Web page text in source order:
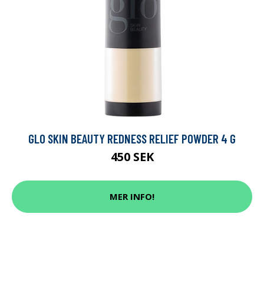
GLO SKIN BEAUTY REDNESS RELIEF POWDER 4 G
450 SEK
MER INFO!